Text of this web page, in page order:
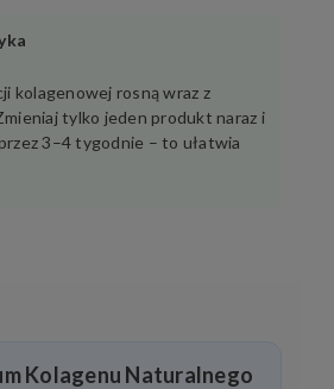
kolagenowej rosną wraz z
tylko jeden produkt naraz i
3–4 tygodnie – to ułatwia
Kolagenu Naturalnego